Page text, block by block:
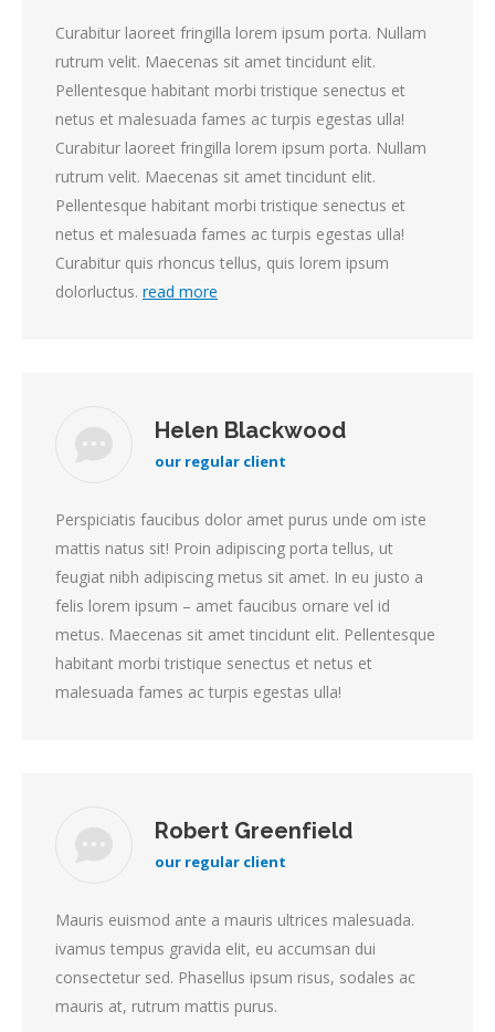
Curabitur laoreet fringilla lorem ipsum porta. Nullam
rutrum velit. Maecenas sit amet tincidunt elit.
Pellentesque habitant morbi tristique senectus et
netus et malesuada fames ac turpis egestas ulla!
Curabitur laoreet fringilla lorem ipsum porta. Nullam
rutrum velit. Maecenas sit amet tincidunt elit.
Pellentesque habitant morbi tristique senectus et
netus et malesuada fames ac turpis egestas ulla!
Curabitur quis rhoncus tellus, quis lorem ipsum
dolorluctus. read more
Helen Blackwood
our regular client
Perspiciatis faucibus dolor amet purus unde om iste
mattis natus sit! Proin adipiscing porta tellus, ut
feugiat nibh adipiscing metus sit amet. In eu justo a
felis lorem ipsum – amet faucibus ornare vel id
metus. Maecenas sit amet tincidunt elit. Pellentesque
habitant morbi tristique senectus et netus et
malesuada fames ac turpis egestas ulla!
Robert Greenfield
our regular client
Mauris euismod ante a mauris ultrices malesuada.
ivamus tempus gravida elit, eu accumsan dui
consectetur sed. Phasellus ipsum risus, sodales ac
mauris at, rutrum mattis purus.